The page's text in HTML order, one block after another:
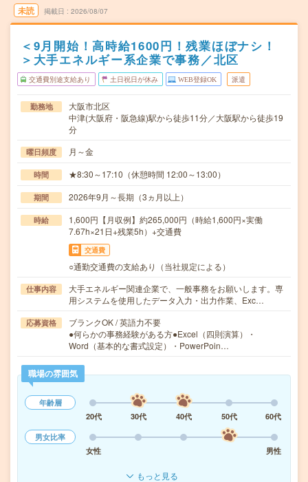
未読 掲載日 2026/08/07
＜9月開始！高時給1600円！残業ほぼナシ！
＞大手エネルギー系企業で事務／北区
交通費別途支給あり 土日祝日が休み WEB登録OK 派遣
勤務地
大阪市北区
中津(大阪府・阪急線)駅から徒歩11分／大阪駅から徒歩19
分
曜日頻度 月～金
時間 ★8:30～17:10（休憩時間 12:00～13:00）
期間 2026年9月～長期（3ヵ月以上）
時給
1,600円【月収例】約265,000円（時給1,600円×実働
7.67h×21日+残業5h）+交通費
交通費
○通勤交通費の支給あり（当社規定による）
仕事内容
大手エネルギー関連企業で、一般事務をお願いします。専
用システムを使用したデータ入力・出力作業、Exc…
応募資格
ブランクOK / 英語力不要
●何らかの事務経験がある方●Excel（四則演算）・
Word（基本的な書式設定）・PowerPoin…
職場の雰囲気
年齢層
20代
30代 40代 50代
60代
男女比率
女性
男性
もっと見る